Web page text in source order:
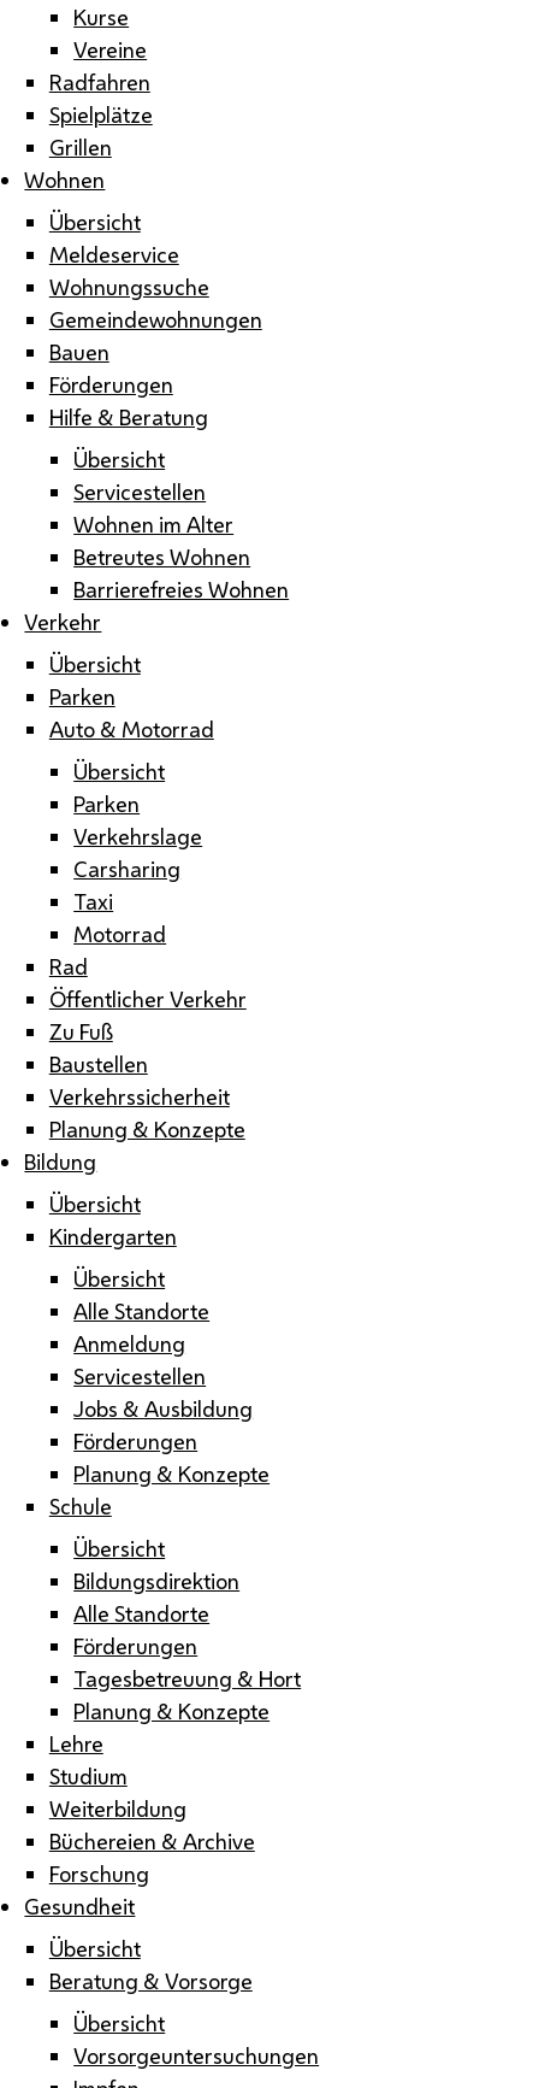
Kurse
Vereine
Radfahren
Spielplätze
Grillen
Wohnen
Übersicht
Meldeservice
Wohnungssuche
Gemeindewohnungen
Bauen
Förderungen
Hilfe & Beratung
Übersicht
Servicestellen
Wohnen im Alter
Betreutes Wohnen
Barrierefreies Wohnen
Verkehr
Übersicht
Parken
Auto & Motorrad
Übersicht
Parken
Verkehrslage
Carsharing
Taxi
Motorrad
Rad
Öffentlicher Verkehr
Zu Fuß
Baustellen
Verkehrssicherheit
Planung & Konzepte
Bildung
Übersicht
Kindergarten
Übersicht
Alle Standorte
Anmeldung
Servicestellen
Jobs & Ausbildung
Förderungen
Planung & Konzepte
Schule
Übersicht
Bildungsdirektion
Alle Standorte
Förderungen
Tagesbetreuung & Hort
Planung & Konzepte
Lehre
Studium
Weiterbildung
Büchereien & Archive
Forschung
Gesundheit
Übersicht
Beratung & Vorsorge
Übersicht
Vorsorgeuntersuchungen